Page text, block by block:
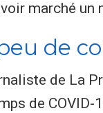
marché un
de
de La
de COVID-